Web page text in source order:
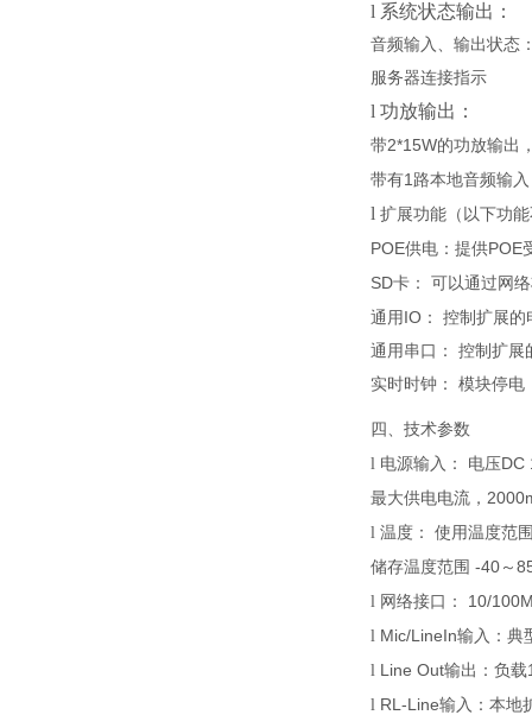
l 系统状态输出：
音频输入、输出状态
服务器连接指示
l 功放输出：
带2*15W的功放输出
带有1 路本地音频输
l 扩展功能（以下功
POE供电： 提供POE
SD卡：
可以通过网
通用 IO ：
控制扩展的
通用串口：
控制扩展
实时时钟：
模块停电
四、技术参数
l 电源输入： 电压DC
最大供电电流， 20
l 温度：
使用温度范
储存温度范围 -40 ～
l 网络接口： 10/
l Mic/LineIn输入： 典
l Line Out输出： 负载
l RL-Line输入： 本地